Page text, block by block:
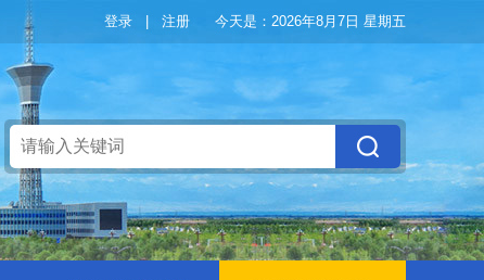
登录 注册 今天是： 2026年8月7日 星期五